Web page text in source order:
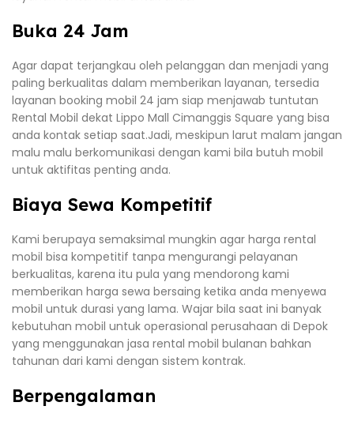
Buka 24 Jam
Agar dapat terjangkau oleh pelanggan dan menjadi yang
paling berkualitas dalam memberikan layanan, tersedia
layanan booking mobil 24 jam siap menjawab tuntutan
Rental Mobil dekat Lippo Mall Cimanggis Square yang bisa
anda kontak setiap saat.Jadi, meskipun larut malam jangan
malu malu berkomunikasi dengan kami bila butuh mobil
untuk aktifitas penting anda.
Biaya Sewa Kompetitif
Kami berupaya semaksimal mungkin agar harga rental
mobil bisa kompetitif tanpa mengurangi pelayanan
berkualitas, karena itu pula yang mendorong kami
memberikan harga sewa bersaing ketika anda menyewa
mobil untuk durasi yang lama. Wajar bila saat ini banyak
kebutuhan mobil untuk operasional perusahaan di Depok
yang menggunakan jasa rental mobil bulanan bahkan
tahunan dari kami dengan sistem kontrak.
Berpengalaman